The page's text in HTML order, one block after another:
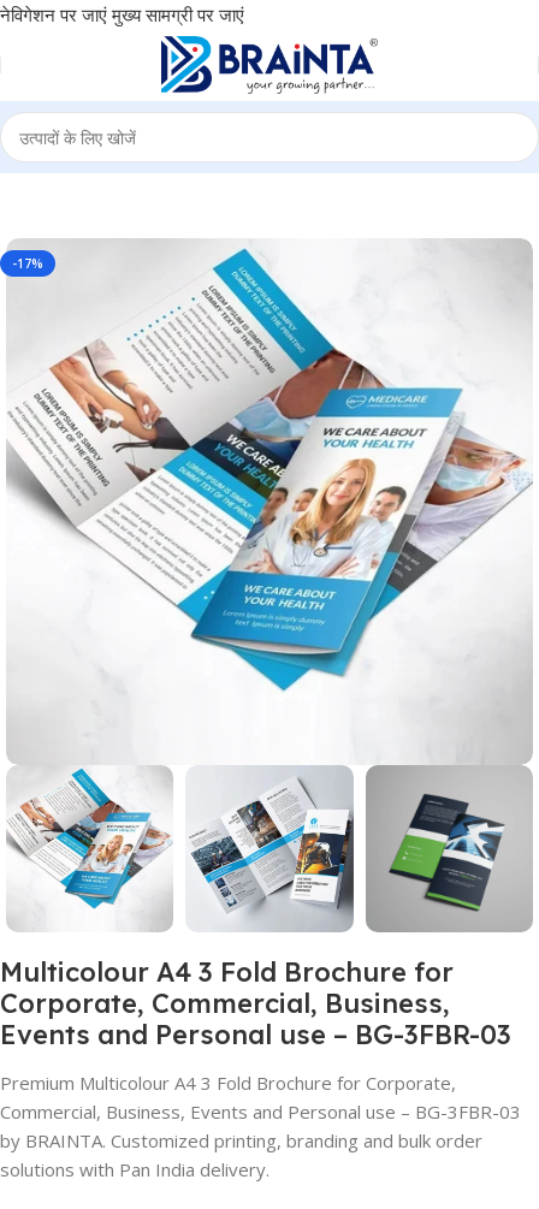
नेविगेशन पर जाएं मुख्य सामग्री पर जाएं
Business, Events and Personal use – BG-3FBR-03
-17%
Multicolour A4 3 Fold Brochure for
Corporate, Commercial, Business,
Events and Personal use – BG-3FBR-03
Premium Multicolour A4 3 Fold Brochure for Corporate,
Commercial, Business, Events and Personal use – BG-3FBR-03
by BRAINTA. Customized printing, branding and bulk order
solutions with Pan India delivery.